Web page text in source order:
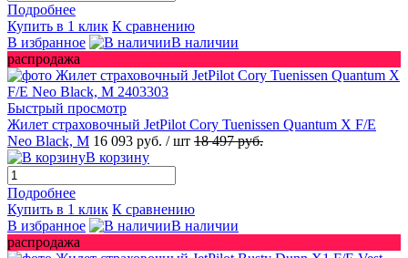
Подробнее
Купить в 1 клик К сравнению
В избранное
В наличии
распродажа
Быстрый просмотр
Жилет страховочный JetPilot Cory Tuenissen Quantum X F/E
Neo Black, M 16 093 руб. / шт 18 497 руб.
В корзину
Подробнее
Купить в 1 клик К сравнению
В избранное
В наличии
распродажа